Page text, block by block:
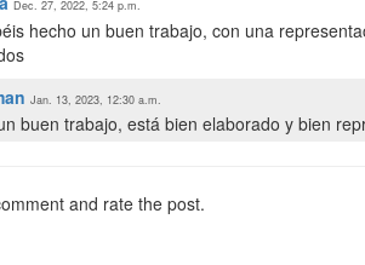
Dec. 27, 2022, 5:24 p.m.
hecho un buen trabajo, con una
Jan. 13, 2023, 12:30 a.m.
buen trabajo, está bien elaborado y bien
and rate the post.